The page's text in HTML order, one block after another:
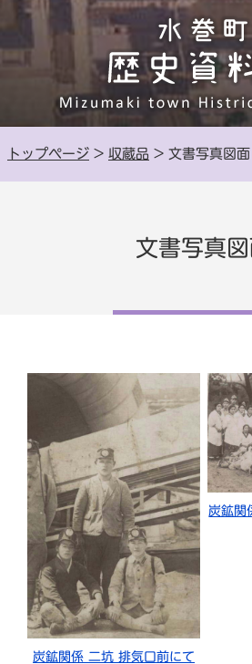
トップページ > 収蔵品 > 文書写真図面
文書写真
炭鉱関係 二坑 排気口前にて
炭鉱関